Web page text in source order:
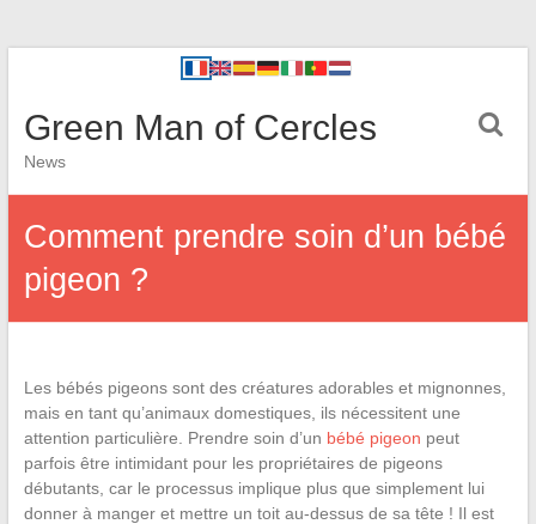
Green Man of Cercles
News
Comment prendre soin d’un bébé
pigeon ?
Les bébés pigeons sont des créatures adorables et mignonnes,
mais en tant qu’animaux domestiques, ils nécessitent une
attention particulière. Prendre soin d’un bébé pigeon peut
parfois être intimidant pour les propriétaires de pigeons
débutants, car le processus implique plus que simplement lui
donner à manger et mettre un toit au-dessus de sa tête ! Il est